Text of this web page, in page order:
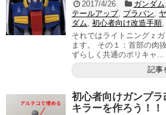
2017/4/26 ガンダム,
テールアップ, プラバン,
ダム, 初心者向け改造手順,
それではライトニングｚ
ます。 その１：首部の肉
ずらしく共通のポリキャ...
記事
初心者向けガンプ
キラーを作ろう！